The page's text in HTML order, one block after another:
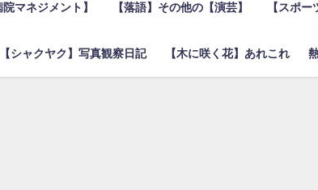
マネジメント】 【落語】その他の【演芸】 【スポー
【シャクヤク】写真観察日記 【木に咲く花】あれこれ